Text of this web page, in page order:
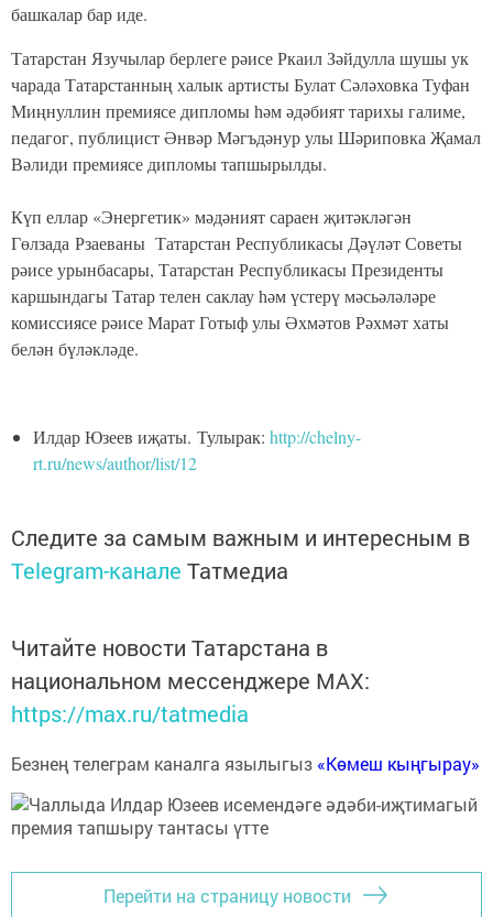
башкалар бар иде.
Татарстан Язучылар берлеге рәисе Ркаил Зәйдулла шушы ук
чарада Татарстанның халык артисты Булат Сәләховка Туфан
Миңнуллин премиясе дипломы һәм әдәбият тарихы галиме,
педагог, публицист Әнвәр Мәгъдәнур улы Шәриповка Җамал
Вәлиди премиясе дипломы тапшырылды.
Күп еллар «Энергетик» мәдәният сараен җитәкләгән
Гөлзада Рзаеваны Татарстан Республикасы Дәүләт Советы
рәисе урынбасары, Татарстан Республикасы Президенты
каршындагы Татар телен саклау һәм үстерү мәсьәләләре
комиссиясе рәисе Марат Готыф улы Әхмәтов Рәхмәт хаты
белән бүләкләде.
Илдар Юзеев иҗаты. Тулырак: http://chelny-
rt.ru/news/author/list/12
Следите за самым важным и интересным в
Telegram-канале Татмедиа
Читайте новости Татарстана в
национальном мессенджере MАХ:
https://max.ru/tatmedia
Безнең телеграм каналга язылыгыз «Көмеш кыңгырау»
Перейти на страницу новости